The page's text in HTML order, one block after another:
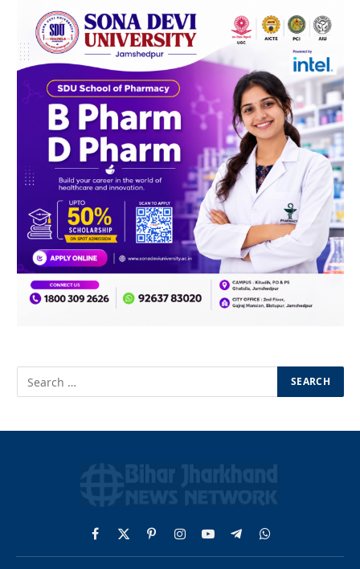
Facebook
X
(Twitter)
PinterestInstagram
YouTubeTelegramWhatsApp